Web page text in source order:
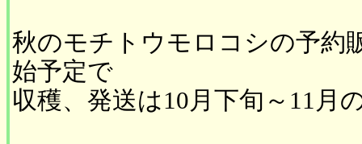
秋のモチトウモロコシの予約
始予定で
収穫、発送は10月下旬～11月